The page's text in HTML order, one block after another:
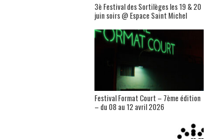
3è Festival des Sortilèges les 19 & 20
juin soirs @ Espace Saint Michel
Festival Format Court – 7ème édition
– du 08 au 12 avril 2026